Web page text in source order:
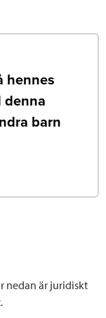
hennes
denna
barn
nedan är juridiskt